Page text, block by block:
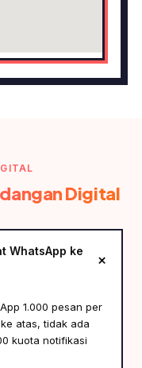
Digital
WhatsApp ke
1.000 pesan per
atas, tidak ada
kuota notifikasi